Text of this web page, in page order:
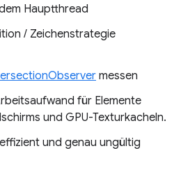
Hauptthread
/ Zeichenstrategie
messen
für Elemente
und GPU-Texturkacheln.
und genau ungültig